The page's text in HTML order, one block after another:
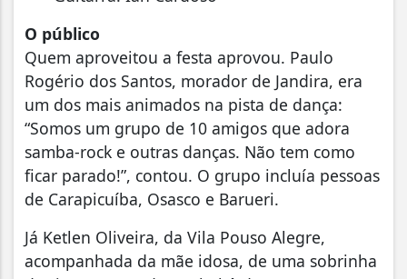
O público
Quem aproveitou a festa aprovou. Paulo
Rogério dos Santos, morador de Jandira, era
um dos mais animados na pista de dança:
“Somos um grupo de 10 amigos que adora
samba-rock e outras danças. Não tem como
ficar parado!”, contou. O grupo incluía pessoas
de Carapicuíba, Osasco e Barueri.
Já Ketlen Oliveira, da Vila Pouso Alegre,
acompanhada da mãe idosa, de uma sobrinha